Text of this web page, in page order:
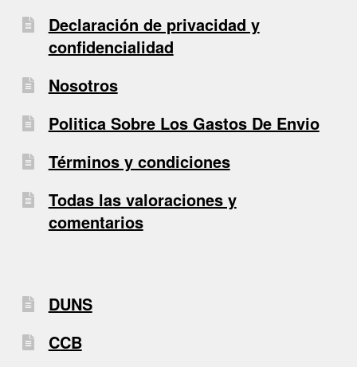
Declaración de privacidad y
confidencialidad
Nosotros
Politica Sobre Los Gastos De Envio
Términos y condiciones
Todas las valoraciones y
comentarios
DUNS
CCB